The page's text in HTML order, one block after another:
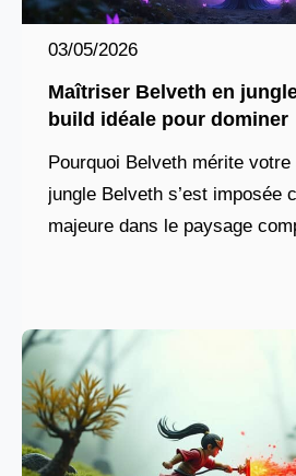
03/05/2026
Maîtriser Belveth en
build idéale pour dominer
Pourquoi Belveth mérite votre
jungle Belveth s’est imposée
majeure dans le paysage